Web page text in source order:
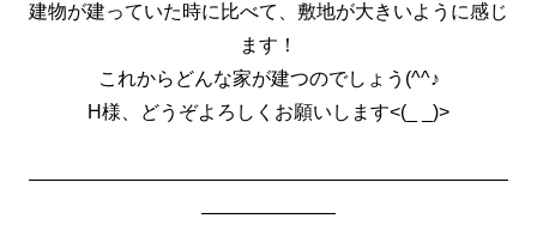
建物が建っていた時に比べて、敷地が大きいように感じ
ます！
これからどんな家が建つのでしょう(^^♪
H様、どうぞよろしくお願いします<(_ _)>
―――――――――――――――――――――――――
―――――――